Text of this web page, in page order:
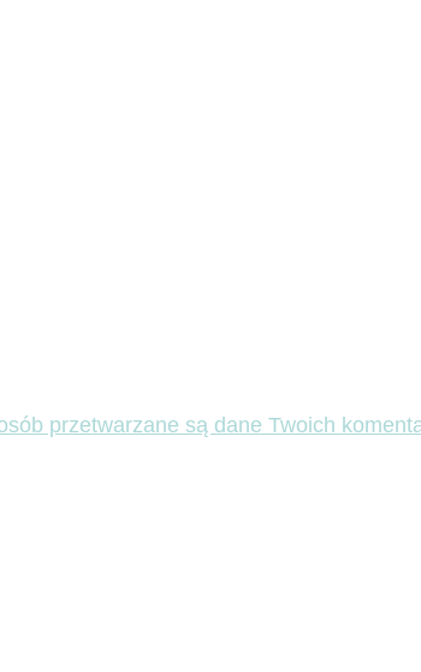
przetwarzane są dane Twoich